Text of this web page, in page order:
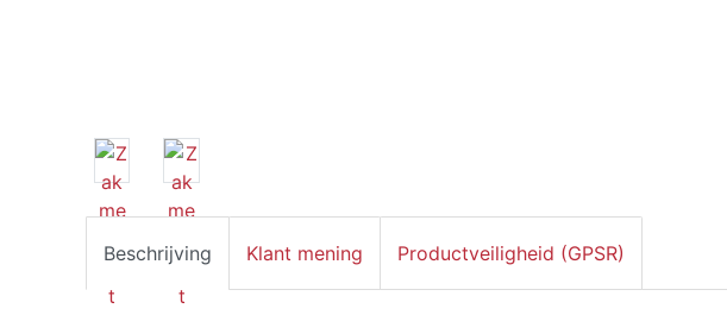
Beschrijving Klant mening Productveiligheid (GPSR)